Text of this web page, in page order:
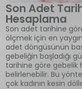
Son Adet
Hesaplama
Son adet tarihine
ölçmek için en
adet döngüsünün
gebeliğin başladığı
tarihine göre
belirlenebilir. Bu
çok kadının kesin